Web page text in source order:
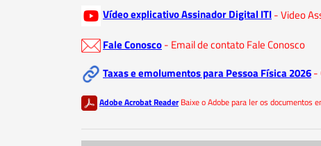
Vídeo explicativo Assinador Digital ITI- Video
Fale Conosco- Email de contato Fale Conosco
Taxas e emolumentos para Pessoa Física 2026-
Adobe Acrobat Reader Baixe o Adobe para ler os documentos